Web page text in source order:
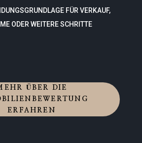
FÜR VERKAUF,
ODER WEITERE SCHRITTE
ÜBER DIE
ERFAHREN